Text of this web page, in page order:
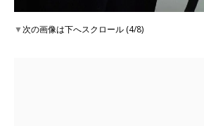
▼次の画像は下へスクロール (4/8)